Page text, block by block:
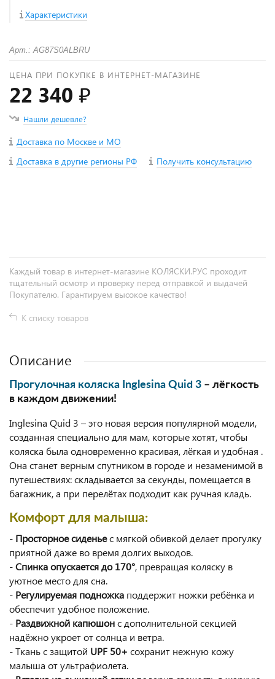
Характеристики
Арт.: AG87S0ALBRU
ЦЕНА ПРИ ПОКУПКЕ В ИНТЕРНЕТ-МАГАЗИНЕ
22 340 ₽
Нашли дешевле?
Доставка по Москве и МО
Доставка в другие регионы РФ
Получить консультацию
Каждый товар в интернет-магазине КОЛЯСКИ.РУС проходит
тщательный осмотр и проверку перед отправкой и выдачей
Покупателю. Гарантируем высокое качество!
К списку товаров
Описание
Прогулочная коляска Inglesina Quid 3 – лёгкость
в каждом движении!
Inglesina Quid 3 – это новая версия популярной модели,
созданная специально для мам, которые хотят, чтобы
коляска была одновременно красивая, лёгкая и удобная .
Она станет верным спутником в городе и незаменимой в
путешествиях: складывается за секунды, помещается в
багажник, а при перелётах подходит как ручная кладь.
Комфорт для малыша:
- Просторное сиденьес мягкой обивкой делает прогулку
приятной даже во время долгих выходов.
-Спинка опускается до 170°, превращая коляску в
уютное место для сна.
- Регулируемая подножка поддержит ножки ребёнка и
обеспечит удобное положение.
- Раздвижной капюшонс дополнительной секцией
надёжно укроет от солнца и ветра.
- Ткань с защитой UPF 50+ сохранит нежную кожу
малыша от ультрафиолета.